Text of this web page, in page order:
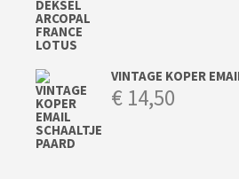
VINTAGE KOPER
€ 14,50